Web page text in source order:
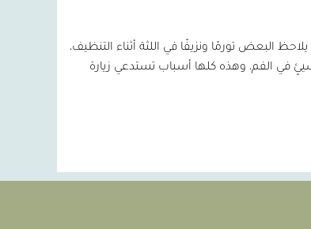
البعض تورمًا ونزيفًا في اللثة أثناء التنظيف،
في الفم، وهذه كلها أسباب تستدعي زيارة